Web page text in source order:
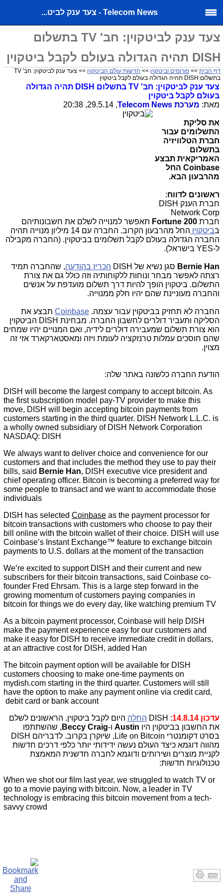
Telecom News - צעד ענק לביט...
צעד ענק לביטקוין: חב' TV בתשלום
DISH תהיה הגדולה בעולם לקבל ביטקוין
דף הבית >> פורומים וביטקוין >> חדשות עולם הביטקוין
>> צעד ענק לביטקוין: חב' TV
בתשלום DISH תהיה הגדולה בעולם לקבל ביטקוין
צעד ענק לביטקוין: חב' TV בתשלום DISH תהיה הגדולה
בעולם לקבל ביטקוין
מאת: מערכת Telecom News
, 29.5.14, 20:38
את סליקת
התשלומים עבור
חברת הטלוויזיה
בתשלום
האמריקאית תבצע
Coinbase החל
מהרבעון הבא.
ראשונים לדווח:
חברת הענק DISH
Network Corp
חברת Fortune 200 תאפשר למנוייה לשלם את חשבונותיהם
בביטקוין
החל מהרבעון הקרוב. החברה עם 14 מיליון מנוייה תהיה
החברה הגדולה בעולם לקבל תשלומים בביטקוין. (החברה מקבילה
ל-YES בישראל).
Bernie Han סגן נשיא של DISH הכריז בהודעה, שהחברה תמיד
רצתה לאפשר מבחר ונוחות ללקוחותיה וזה כולל גם את צורת
התשלום. ביטקוין הופך להיות דרך תשלום מועדפת על אנשים
והחברה מעוניינת שהם יהיו חלק ממנוייה.
החברה לא תחזיק בביטקוין עבור עצמה. Coinbase תבצע את
הסליקה ותעביר דולרים לחשבון החברה. מבחינת DISH הביטקוין
הוא צורת תשלום שמעבירה דולרים לידיה, ואם המנויים יהיו שמחים
שהם חוסכים עמלות טרנזקציה לעומת ויזה ומאסטארקארד אזי זה
מצוין.
הודעת החברה כלשונה באתר שלה:
DISH will become the largest company to accept bitcoin. As
the first subscription model pay-TV provider to make this
move, DISH will begin accepting bitcoin payments from
customers starting in the third quarter. DISH Network L.L.C. is
a wholly owned subsidiary of DISH Network Corporation
NASDAQ: DISH
We always want to deliver choice and convenience for our
customers and that includes the method they use to pay their
bills, said Bernie Han, DISH executive vice president and
chief operating officer. Bitcoin is becoming a preferred way for
some people to transact and we want to accommodate those
individuals
DISH has selected Coinbase as the payment processor for
bitcoin transactions with customers who choose to pay their
bill online with the bitcoin wallet of their choice. DISH will use
Coinbase’s Instant Exchange™ feature to exchange bitcoin
payments to U.S. dollars at the moment of the transaction
We’re excited to support DISH and their current and new
subscribers for their bitcoin transactions, said Coinbase co-
founder Fred Ehrsam. This is a large step forward in the
growing momentum of customers paying companies in
bitcoin for things we do every day, like watching premium TV
As a bitcoin payment processor, Coinbase will help DISH
make the payment experience easy for our customers and
make it easy for DISH to receive immediate credit in dollars,
at an attractive cost for DISH, added Han
The bitcoin payment option will be available for DISH
customers choosing to make one-time payments on
mydish.com starting in the third quarter. Customers will still
have the option to make any payment online via credit card,
debit card or bank account
עדכון 14.8.14
: DISH החלה היום לקבל ביטקוין. הראשונים לשלם
את החשבון בביטקוין היו Austin ו-Beccy Craig , שהשתתפו
בסרט דקומנטרי Life on Bitcoin, שיוקרן בקרוב. לדבריהם DISH
מהווה דוגמא כיצד העולם נעשה ידידותי יותר כלפי דרכים חדשות
לקניית מוצרים ושירותים ודוגמא לחברה חדשנית המאמצת
טכנולוגיות חדשות:
When we shot our film last year, we struggled to watch TV or
go to a movie paying with bitcoin. Now, a leader in TV
technology is embracing this bitcoin movement from a tech-
savvy crowd